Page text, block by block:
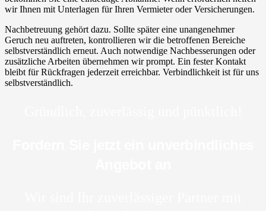
wir Ihnen mit Unterlagen für Ihren Vermieter oder Versicherungen.
Nachbetreuung gehört dazu. Sollte später eine unangenehmer
Geruch neu auftreten, kontrollieren wir die betroffenen Bereiche
selbstverständlich erneut. Auch notwendige Nachbesserungen oder
zusätzliche Arbeiten übernehmen wir prompt. Ein fester Kontakt
bleibt für Rückfragen jederzeit erreichbar. Verbindlichkeit ist für uns
selbstverständlich.